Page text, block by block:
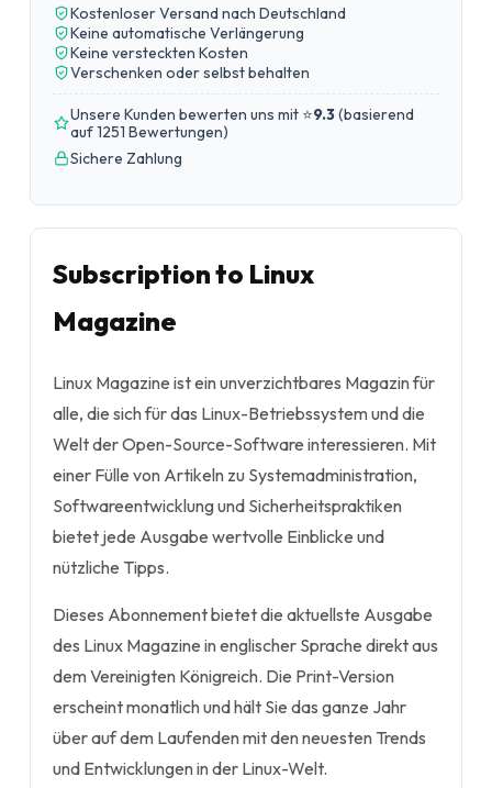
Kostenloser Versand nach Deutschland
Keine automatische Verlängerung
Keine versteckten Kosten
Verschenken oder selbst behalten
Unsere Kunden bewerten uns mit ⭐9.3(basierend
auf 1251 Bewertungen)
Sichere Zahlung
Subscription to Linux
Magazine
Linux Magazine ist ein unverzichtbares Magazin für
alle, die sich für das Linux-Betriebssystem und die
Welt der Open-Source-Software interessieren. Mit
einer Fülle von Artikeln zu Systemadministration,
Softwareentwicklung und Sicherheitspraktiken
bietet jede Ausgabe wertvolle Einblicke und
nützliche Tipps.
Dieses Abonnement bietet die aktuellste Ausgabe
des Linux Magazine in englischer Sprache direkt aus
dem Vereinigten Königreich. Die Print-Version
erscheint monatlich und hält Sie das ganze Jahr
über auf dem Laufenden mit den neuesten Trends
und Entwicklungen in der Linux-Welt.